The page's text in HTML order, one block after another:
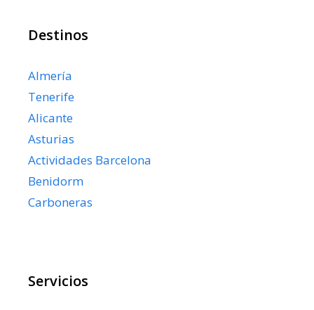
Destinos
Almería
Tenerife
Alicante
Asturias
Actividades Barcelona
Benidorm
Carboneras
Servicios